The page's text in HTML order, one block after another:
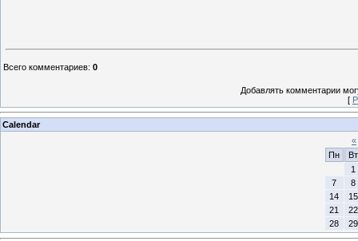
Всего комментариев: 0
Добавлять комментарии
[
Calendar
«
Пн
Вт
1
7
8
14
15
21
22
28
29